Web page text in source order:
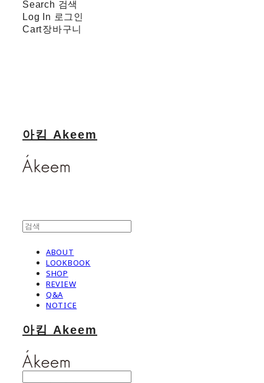
Search 검색
Log In 로그인
Cart장바구니
아킴 Akeem
ABOUT
LOOKBOOK
SHOP
REVIEW
Q&A
NOTICE
아킴 Akeem